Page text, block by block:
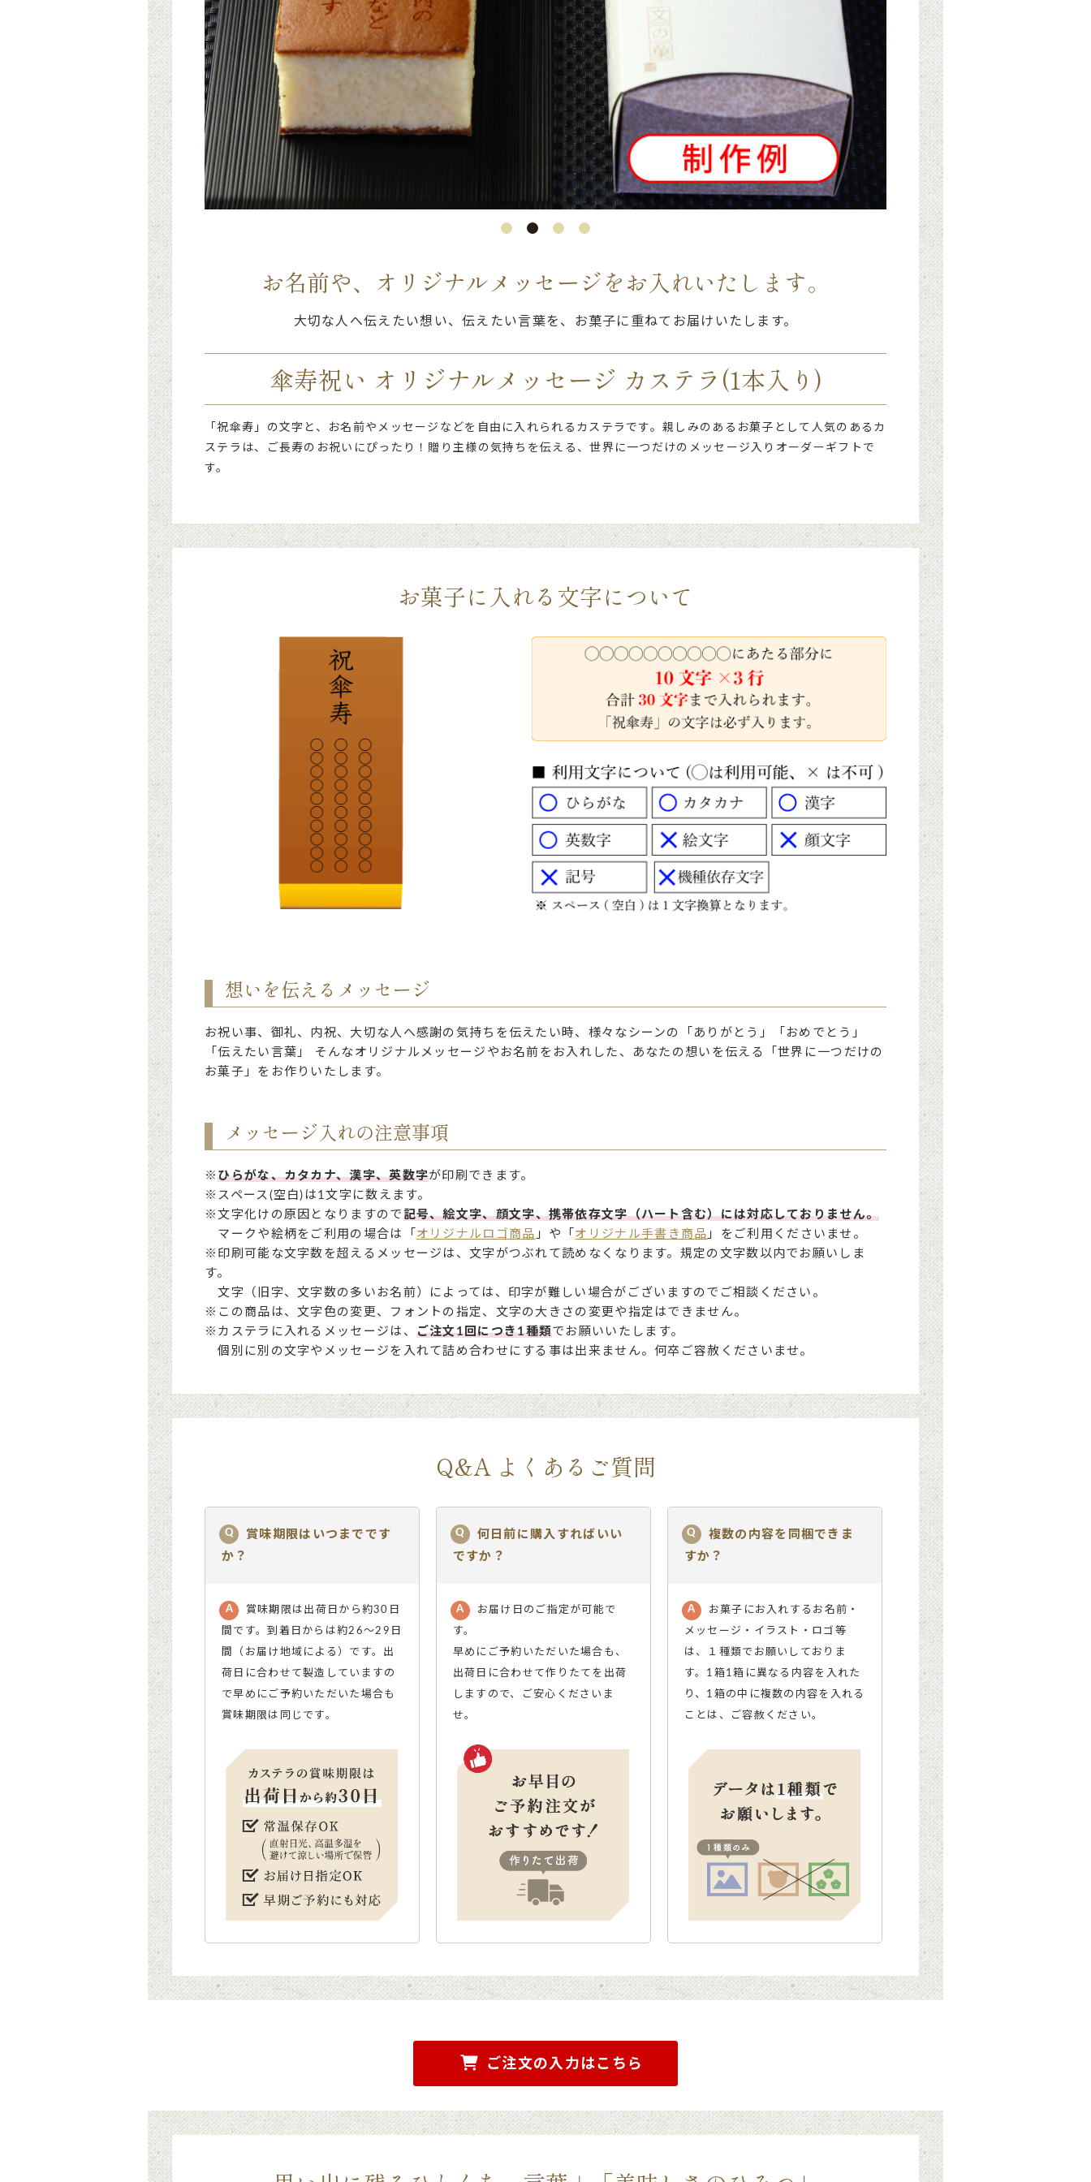
お名前や、オリジナルメッセージをお入れいたします。
大切な人へ伝えたい想い、伝えたい言葉を、お菓子に重ねてお届けいたします。
傘寿祝い オリジナルメッセージ カステラ(1本入り)
「祝傘寿」の文字と、お名前やメッセージなどを自由に入れられるカステラです。親しみのあるお菓子として人気のあるカ
ステラは、ご長寿のお祝いにぴったり！贈り主様の気持ちを伝える、世界に一つだけのメッセージ入りオーダーギフトで
す。
お菓子に入れる文字について
想いを伝えるメッセージ
お祝い事、御礼、内祝、大切な人へ感謝の気持ちを伝えたい時、様々なシーンの「ありがとう」「おめでとう」
「伝えたい言葉」 そんなオリジナルメッセージやお名前をお入れした、あなたの想いを伝える「世界に一つだけの
お菓子」をお作りいたします。
メッセージ入れの注意事項
※ひらがな、カタカナ、漢字、英数字が印刷できます。
※スペース(空白)は1文字に数えます。
※文字化けの原因となりますので 記号、絵文字、顔文字、携帯依存文字（ハート含む）には対応しておりません。
マークや絵柄をご利用の場合は「 オリジナルロゴ商品 」や「 オリジナル手書き商品 」をご利用くださいませ。
※印刷可能な文字数を超えるメッセージは、文字がつぶれて読めなくなります。規定の文字数以内でお願いしま
す。
文字（旧字、文字数の多いお名前）によっては、印字が難しい場合がございますのでご相談ください。
※この商品は、文字色の変更、フォントの指定、文字の大きさの変更や指定はできません。
※カステラに入れるメッセージは、 ご注文1回につき1種類でお願いいたします。
個別に別の文字やメッセージを入れて詰め合わせにする事は出来ません。何卒ご容赦くださいませ。
Q&A よくあるご質問
賞味期限はいつまでです
か？
賞味期限は出荷日から約30日
間です。到着日からは約26～29日
間（お届け地域による）です。出
荷日に合わせて製造していますの
で早めにご予約いただいた場合も
賞味期限は同じです。
何日前に購入すればいい
ですか？
お届け日のご指定が可能で
す。
早めにご予約いただいた場合も、
出荷日に合わせて作りたてを出荷
しますので、ご安心くださいま
せ。
複数の内容を同梱できま
すか？
お菓子にお入れするお名前・
メッセージ・イラスト・ロゴ等
は、１種類でお願いしておりま
す。1箱1箱に異なる内容を入れた
り、1箱の中に複数の内容を入れる
ことは、ご容赦ください。
ご注文の入力はこちら